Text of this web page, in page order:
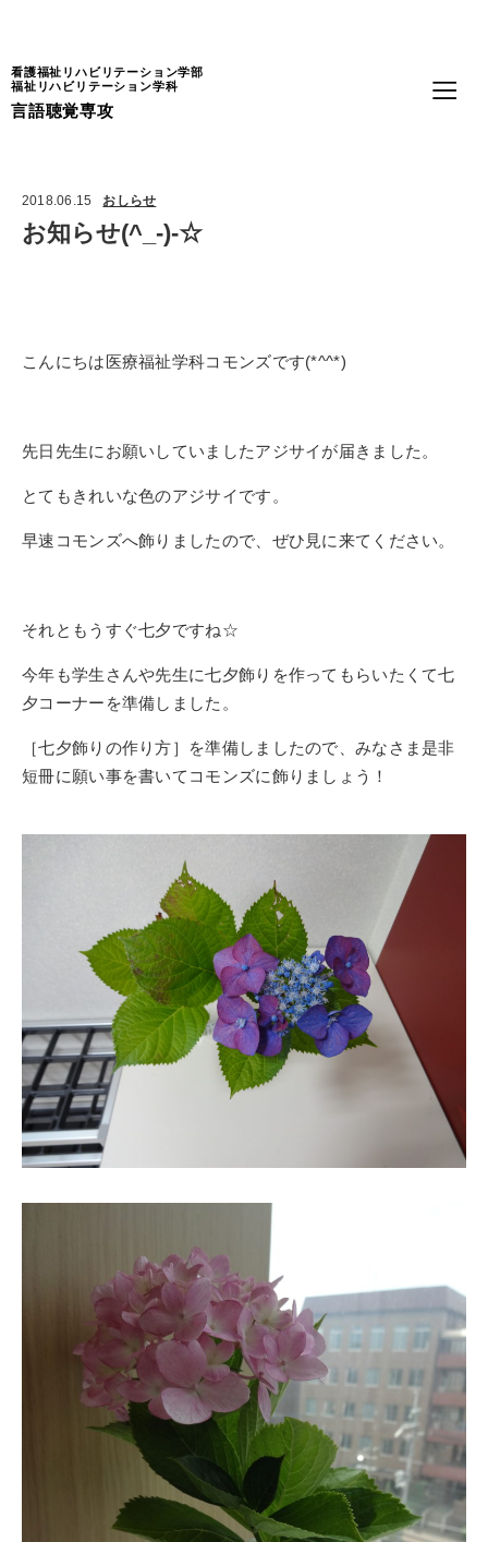
看護福祉リハビリテーション学部
福祉リハビリテーション学科
言語聴覚専攻
2018.06.15 おしらせ
お知らせ(^_-)-☆
こんにちは医療福祉学科コモンズです(*^^*)
先日先生にお願いしていましたアジサイが届きました。
とてもきれいな色のアジサイです。
早速コモンズへ飾りましたので、ぜひ見に来てください。
それともうすぐ七夕ですね☆
今年も学生さんや先生に七夕飾りを作ってもらいたくて七
夕コーナーを準備しました。
［七夕飾りの作り方］を準備しましたので、みなさま是非
短冊に願い事を書いてコモンズに飾りましょう！